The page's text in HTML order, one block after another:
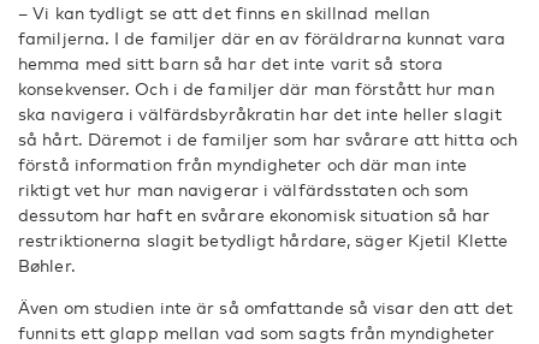
– Vi kan tydligt se att det finns en skillnad mellan
familjerna. I de familjer där en av föräldrarna kunnat vara
hemma med sitt barn så har det inte varit så stora
konsekvenser. Och i de familjer där man förstått hur man
ska navigera i välfärdsbyråkratin har det inte heller slagit
så hårt. Däremot i de familjer som har svårare att hitta och
förstå information från myndigheter och där man inte
riktigt vet hur man navigerar i välfärdsstaten och som
dessutom har haft en svårare ekonomisk situation så har
restriktionerna slagit betydligt hårdare, säger Kjetil Klette
Bøhler.
Även om studien inte är så omfattande så visar den att det
funnits ett glapp mellan vad som sagts från myndigheter